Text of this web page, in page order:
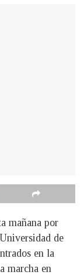
mañana por
de
en la
marcha en